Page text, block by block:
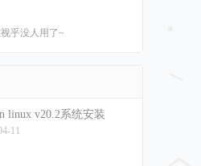
乎没人用了~
linux v20.2系统安装
11